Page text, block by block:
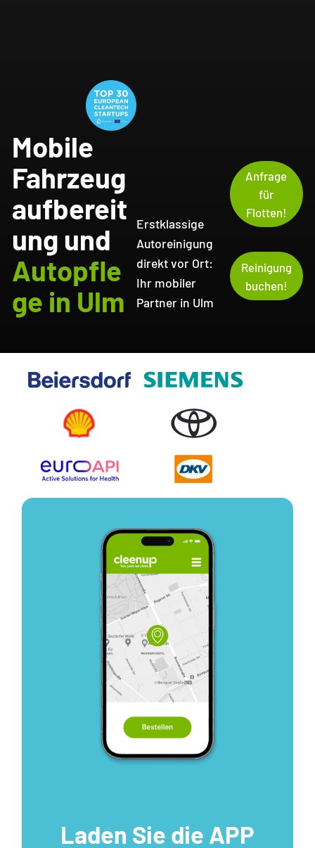
Mobile
Fahrzeug
aufbereit
ung und
Autopfle
ge in Ulm
Erstklassige
Autoreinigung
direkt vor Ort:
Ihr mobiler
Partner in Ulm
Reinigung
buchen!
Anfrage
für
Flotten!
Laden Sie die APP